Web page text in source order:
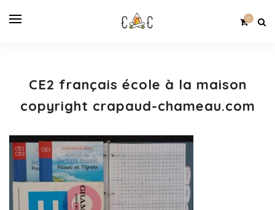
0
CE2 français école à la maison
copyright crapaud-chameau.com